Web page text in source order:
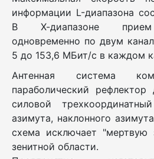
информации L-диапазона
В Х-диапазоне прием
одновременно по двум
5 до 153,6 МБит/с в каждом
Антенная система
параболический
силовой
азимута, наклонного
схема исключает
зенитной области.